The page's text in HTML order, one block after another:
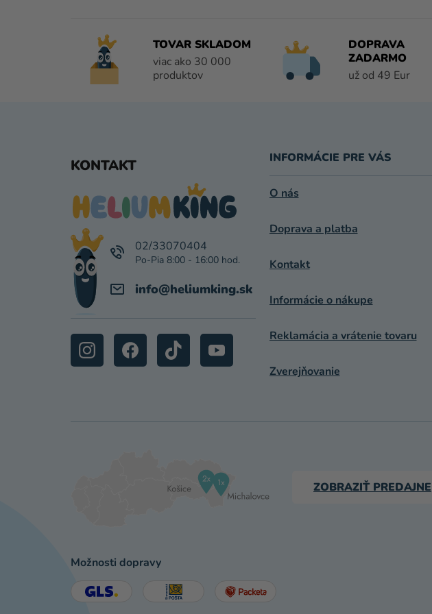
TOVAR SKLADOM
viac ako 30 000
produktov
DOPRAVA
ZADARMO
už od 49 Eur
KONTAKT
info@heliumking.sk
02/33070404
INFORMÁCIE PRE VÁS
O nás
Doprava a platba
Kontakt
Informácie o nákupe
Reklamácia a vrátenie tovaru
Zverejňovanie
ZOBRAZIŤ PREDAJNE
Možnosti dopravy